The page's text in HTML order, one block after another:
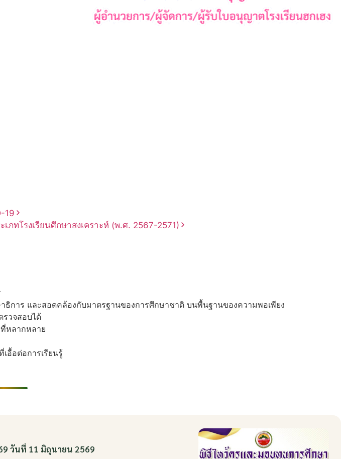
19
เภทโรงเรียนศึกษาสงเคราะห์ (พ.ศ. 2567-2571)
การ และสอดคล้องกับมาตรฐานของการศึกษาชาติ บนพื้นฐานของความพอเพียง
รวจสอบได้
หลากหลาย
อื้อต่อการเรียนรู้
วันที่ 11 มิถุนายน 2569